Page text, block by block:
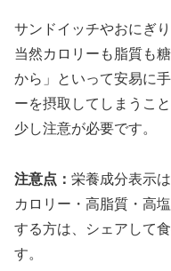
サンドイッチやおにぎ
当然カロリーも脂質も
から」といって安易に
ーを摂取してしまうこ
少し注意が必要です。
注意点： 栄養成分表示
カロリー・高脂質・高
する方は、シェアして
す。